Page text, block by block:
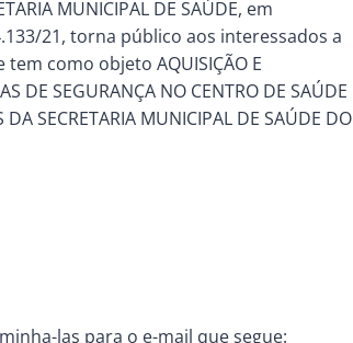
MUNICIPAL DE SAÚDE, em
21, torna público aos interessados a
como objeto AQUISIÇÃO E
DE SEGURANÇA NO CENTRO DE SAÚDE
SECRETARIA MUNICIPAL DE SAÚDE DO
las para o e-mail que segue: